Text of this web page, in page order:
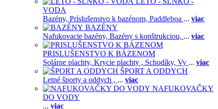
VODA
Bazény, Príslušenstvo k bazénom, Paddleboa ... viac
BAZÉNY
Nafukovacie bazény, Bazény s konštrukciou, ... viac
PRISLUŠENSTVO K BÁZENOM
Solárne plachty, Krycie plachty , Schodíky, Vy ... viac
ŠPORT A ODDYCH
Letné športy a oddych , ... viac
NAFUKOVAČKY
DO VODY
... viac